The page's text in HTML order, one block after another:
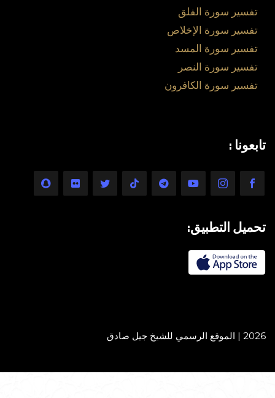
تفسير سورة الفلق
تفسير سورة الإخلاص
تفسير سورة المسد
تفسير سورة النصر
تفسير سورة الكافرون
تابعونا :
تحميل التطبيق:
2026 | الموقع الرسمي للشيخ جيل صادق